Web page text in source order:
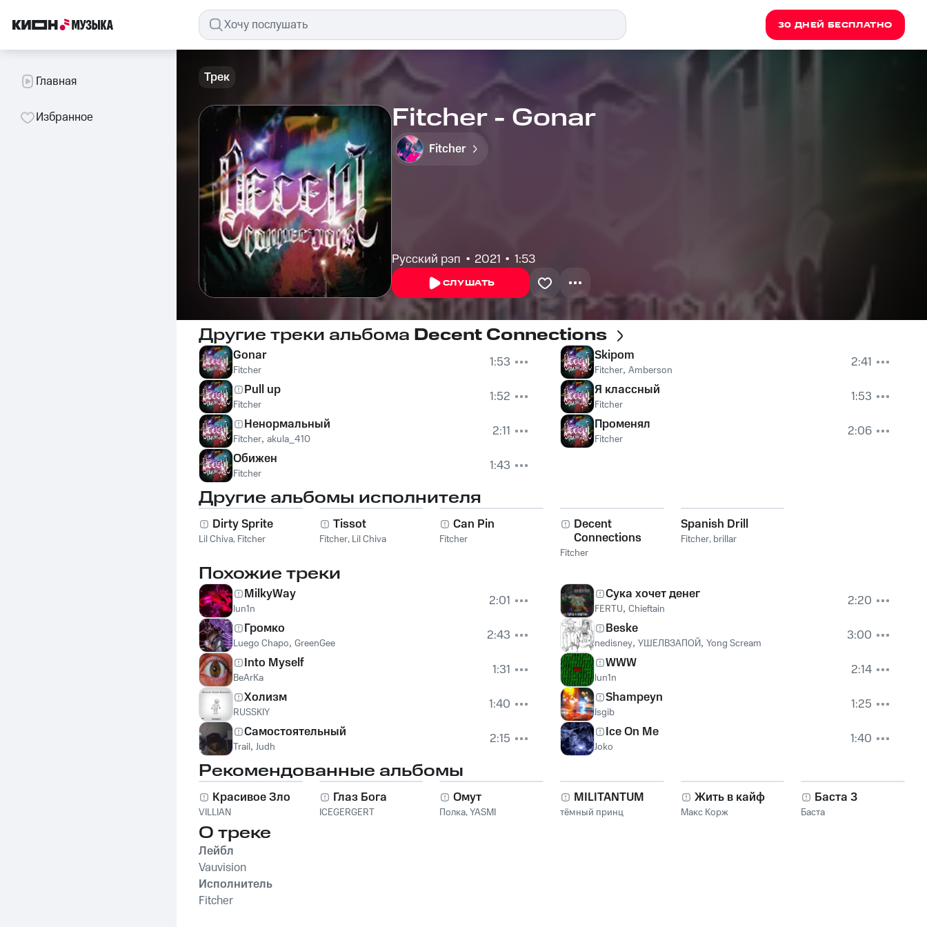
30 ДНЕЙ БЕСПЛАТНО
Главная
Избранное
Трек
Fitcher - Gonar
Fitcher
Русский рэп 2021 1:53
СЛУШАТЬ
Другие треки альбома Decent Connections
Gonar
Fitcher
1:53
Pull up
Fitcher
1:52
Ненормальный
Fitcher, akula_410
2:11
Обижен
Fitcher 1:43
Skipom
Fitcher, Amberson
2:41
Я классный
Fitcher
1:53
Променял
Fitcher 2:06
Другие альбомы исполнителя
Dirty Sprite
Lil Chiva, Fitcher
Tissot
Fitcher, Lil Chiva
Can Pin
Fitcher
Decent
Connections
Fitcher
Spanish Drill
Fitcher, brillar
Похожие треки
MilkyWay
lun1n
2:01
Громко
Luego Chapo, GreenGee
2:43
Into Myself
BeArKa
1:31
Холизм
RUSSKIY
1:40
Самостоятельный
Trail, Judh 2:15
Сука хочет денег
FERTU, Chieftain
2:20
Beske
nedisney, УШЕЛВЗАПОЙ, Yong Scream
3:00
WWW
lun1n
2:14
Shampeyn
Isgib
1:25
Ice On Me
Joko 1:40
Рекомендованные альбомы
Красивое Зло
VILLIAN
Глаз Бога
ICEGERGERT
Омут
Полка,YASMI
MILITANTUM
тёмный принц
Жить в кайф
Макс Корж
Баста 3
Баста
О треке
Лейбл
Vauvision
Исполнитель
Fitcher